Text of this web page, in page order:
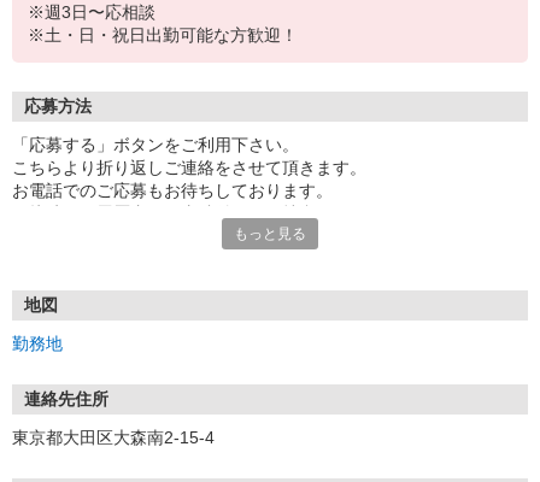
※週3日〜応相談
※土・日・祝日出勤可能な方歓迎！
応募方法
「応募する」ボタンをご利用下さい。
こちらより折り返しご連絡をさせて頂きます。
お電話でのご応募もお待ちしております。
もっと見る
地図
勤務地
連絡先住所
東京都大田区大森南2-15-4